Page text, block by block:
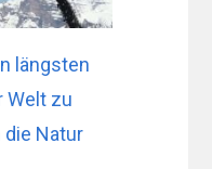
längsten
Welt zu
die Natur